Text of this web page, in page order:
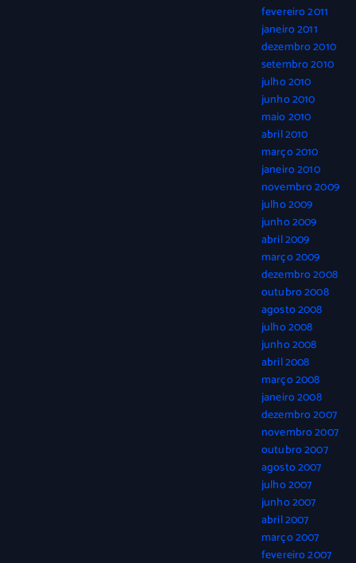
fevereiro 2011
janeiro 2011
dezembro 2010
setembro 2010
julho 2010
junho 2010
maio 2010
abril 2010
março 2010
janeiro 2010
novembro 2009
julho 2009
junho 2009
abril 2009
março 2009
dezembro 2008
outubro 2008
agosto 2008
julho 2008
junho 2008
abril 2008
março 2008
janeiro 2008
dezembro 2007
novembro 2007
outubro 2007
agosto 2007
julho 2007
junho 2007
abril 2007
março 2007
fevereiro 2007